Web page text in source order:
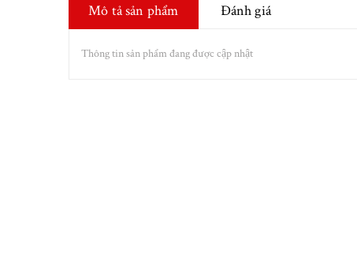
Mô tả sản phẩm Đánh giá
Thông tin sản phẩm đang được cập nhật